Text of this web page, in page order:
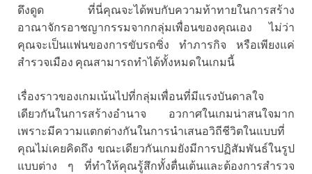
ดึงดูด ที่นี่คุณจะได้พบกับความท้าทายในการสร้าง
อาณาจักรอาชญากรรมจากกลุ่มเพื่อนของคุณเอง ไม่ว่า
คุณจะเป็นแฟนของการขับรถซิ่ง ทำภารกิจ หรือเพียงแค่
สำรวจเมือง คุณสามารถทำได้ทั้งหมดในเกมนี้
เรื่องราวของเกมเน้นไปที่กลุ่มเพื่อนที่มีแรงบันดาลใจ
เดียวกันในการสร้างอำนาจ อวกาศในเกมน่าสนใจมาก
เพราะมีความแตกต่างกันในการนำเสนอวิถีชีวิตในแบบที่
คุณไม่เคยคิดถึง ขณะเดียวกันเกมยังมีการปฏิสัมพันธ์ในรูป
แบบต่าง ๆ ที่ทำให้คุณรู้สึกทั้งตื่นเต้นและต้องการสำรวจ